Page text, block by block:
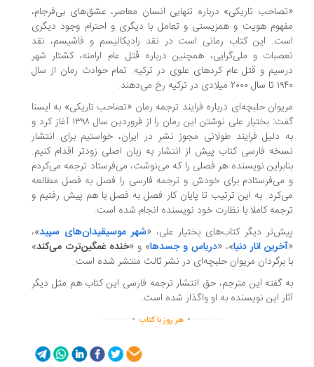
تاریکی» دربارە تنهایی انسان معاصر، عشق‌های بی‌فرجام،
هویت و همزیستی و تعامل با دیگری و احترام وجود دیگری
این کتاب رمانی است در نقد رادیکالیسم و فاشیسم، نقد
و ملی‌گرایی، همچنین درباره قتل عام ارامنه، کشتار شهر
و قتل عام کردهای علوی در ترکیە. تمام حوادث رمان از سال
حلبچه‌ای درباره فرایند ترجمه رمان «تصاحب تاریکی» به ایسنا
گفت: بختیار علی نوشتن این رمان را از فروردین سال ١٣٩٨ آغاز کرد و
دلیل فرایند طولانی مجوز نشر در ایران، خواستیم برای انتشار
فارسی کتاب پیش از انتشار بە زبان اصلی زودتر اقدام کنیم.
نویسنده هر فصلی را که می‌نوشت، می‌فرستاد ترجمە می‌کردم
برای خودش و ترجمه فارسی را فصل به فصل مطالعه
به این ترتیب تا پایان کار فصل بە فصل با هم پیش رفتیم و
کاملا با نظارت خود نویسندە انجام شدە است.
دیگر کتاب‌های بختیار علی، «شهر موسیقیدان‌های سپید »،
آخرین انار دنیا»، «دریاس و جسدها» و «خنده غمگین‌ترت می‌کند »
برگردان مریوان حلبچه‌ای در نشر ثالث منتشر شده است.
گفته این مترجم، حق انتشار ترجمه فارسی این کتاب هم مثل دیگر
این نویسندە به او واگذار شدە است.
...............
. هر روز با کتاب .
..............